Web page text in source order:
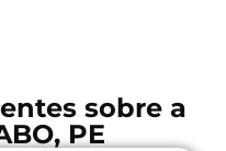
sobre a
PE